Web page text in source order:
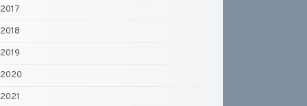
2017
2018
2019
2020
2021